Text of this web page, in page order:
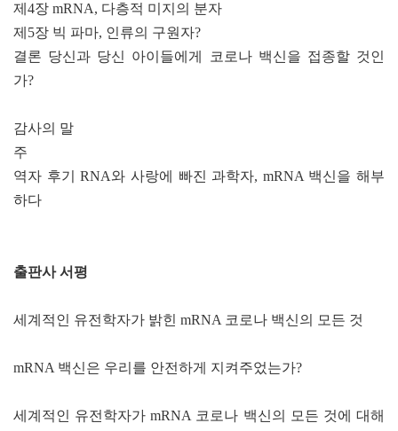
제4장 mRNA, 다층적 미지의 분자
제5장 빅 파마, 인류의 구원자?
결론 당신과 당신 아이들에게 코로나 백신을 접종할 것인
가?
감사의 말
주
역자 후기 RNA와 사랑에 빠진 과학자, mRNA 백신을 해부
하다
출판사 서평
세계적인 유전학자가 밝힌 mRNA 코로나 백신의 모든 것
mRNA 백신은 우리를 안전하게 지켜주었는가?
세계적인 유전학자가 mRNA 코로나 백신의 모든 것에 대해